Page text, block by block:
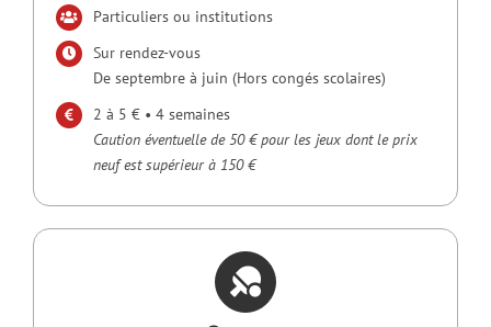
Particuliers ou institutions
Sur rendez-vous
De septembre à juin (Hors congés scolaires)
2 à 5 € • 4 semaines
Caution éventuelle de 50 € pour les jeux dont le prix
neuf est supérieur à 150 €